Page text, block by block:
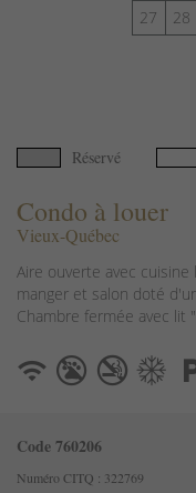
27
28
Réservé
Condo à louer
Vieux-Québec
Aire ouverte avec
manger et salon doté
Chambre fermée avec lit "
Code 760206
Numéro CITQ : 322769